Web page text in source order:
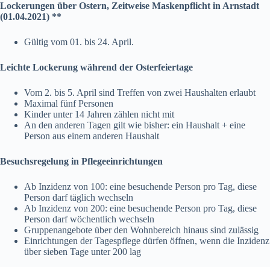
Lockerungen über Ostern, Zeitweise Maskenpflicht in Arnstadt
(01.04.2021) **
Gültig vom 01. bis 24. April.
Leichte Lockerung während der Osterfeiertage
Vom 2. bis 5. April sind Treffen von zwei Haushalten erlaubt
Maximal fünf Personen
Kinder unter 14 Jahren zählen nicht mit
An den anderen Tagen gilt wie bisher: ein Haushalt + eine
Person aus einem anderen Haushalt
Besuchsregelung in Pflegeeinrichtungen
Ab Inzidenz von 100: eine besuchende Person pro Tag, diese
Person darf täglich wechseln
Ab Inzidenz von 200: eine besuchende Person pro Tag, diese
Person darf wöchentlich wechseln
Gruppenangebote über den Wohnbereich hinaus sind zulässig
Einrichtungen der Tagespflege dürfen öffnen, wenn die Inzidenz
über sieben Tage unter 200 lag